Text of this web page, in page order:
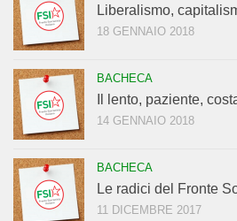
Liberalismo,
18 GENNAIO 2018
BACHECA
Il lento, paziente,
14 GENNAIO 2018
BACHECA
Le radici del Fronte
11 DICEMBRE 2017